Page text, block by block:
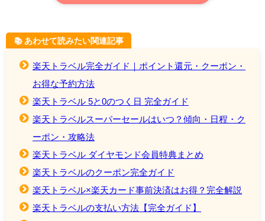
📚️ あわせて読みたい関連記事
楽天トラベル完全ガイド｜ポイント還元・クーポン・
お得な予約方法
楽天トラベル 5と0のつく日 完全ガイド
楽天トラベルスーパーセールはいつ？傾向・日程・ク
ーポン・攻略法
楽天トラベル ダイヤモンド会員特典まとめ
楽天トラベルのクーポン完全ガイド
楽天トラベル×楽天カード事前決済はお得？完全解説
楽天トラベルの支払い方法【完全ガイド】